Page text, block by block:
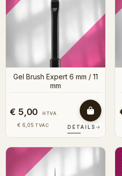
Gel Brush Expert 6 mm / 11
mm
€ 5,00 HTVA
€ 6,05 TVAC DÉTAILS →